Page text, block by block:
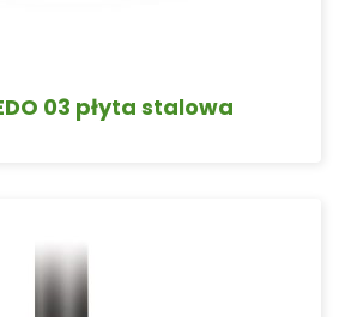
03 płyta stalowa